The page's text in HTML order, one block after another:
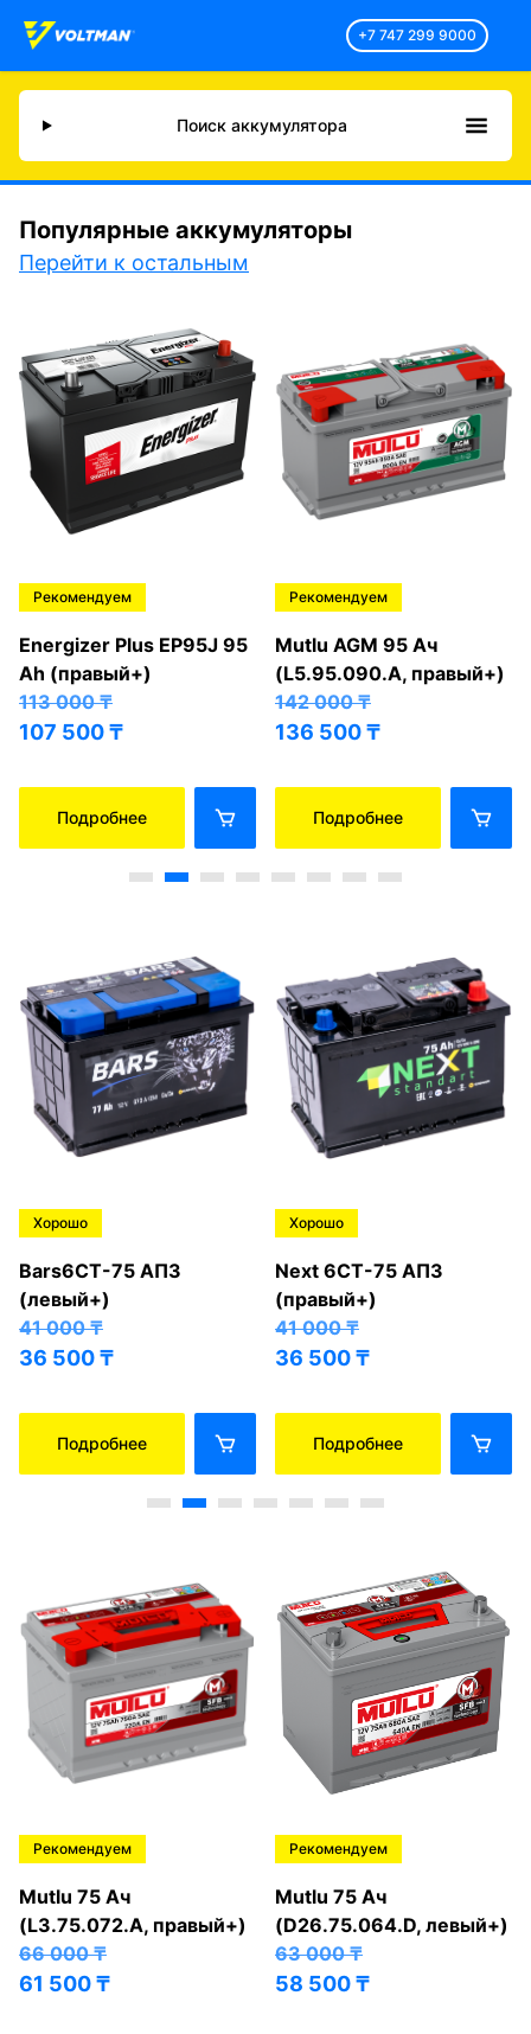
+7 747 299 9000
Поиск аккумулятора
Популярные аккумуляторы
Перейти к остальным
Рекомендуем
Energizer Plus EP95J 95
Ah (правый+)
113 000₸
107 500₸
Подробнее
Рекомендуем
Mutlu AGM 95 Ач
(L5.95.090.A, правый+)
142 000₸
136 500₸
Подробнее
Хорошо
Bars6СТ-75 АПЗ
(левый+)
41 000₸
36 500₸
Подробнее
Хорошо
Next 6СТ-75 АПЗ
(правый+)
41 000₸
36 500₸
Подробнее
Рекомендуем
Mutlu 75 Ач
(L3.75.072.A, правый+)
66 000₸
61 500₸
Рекомендуем
Mutlu 75 Ач
(D26.75.064.D, левый+)
63 000₸
58 500₸